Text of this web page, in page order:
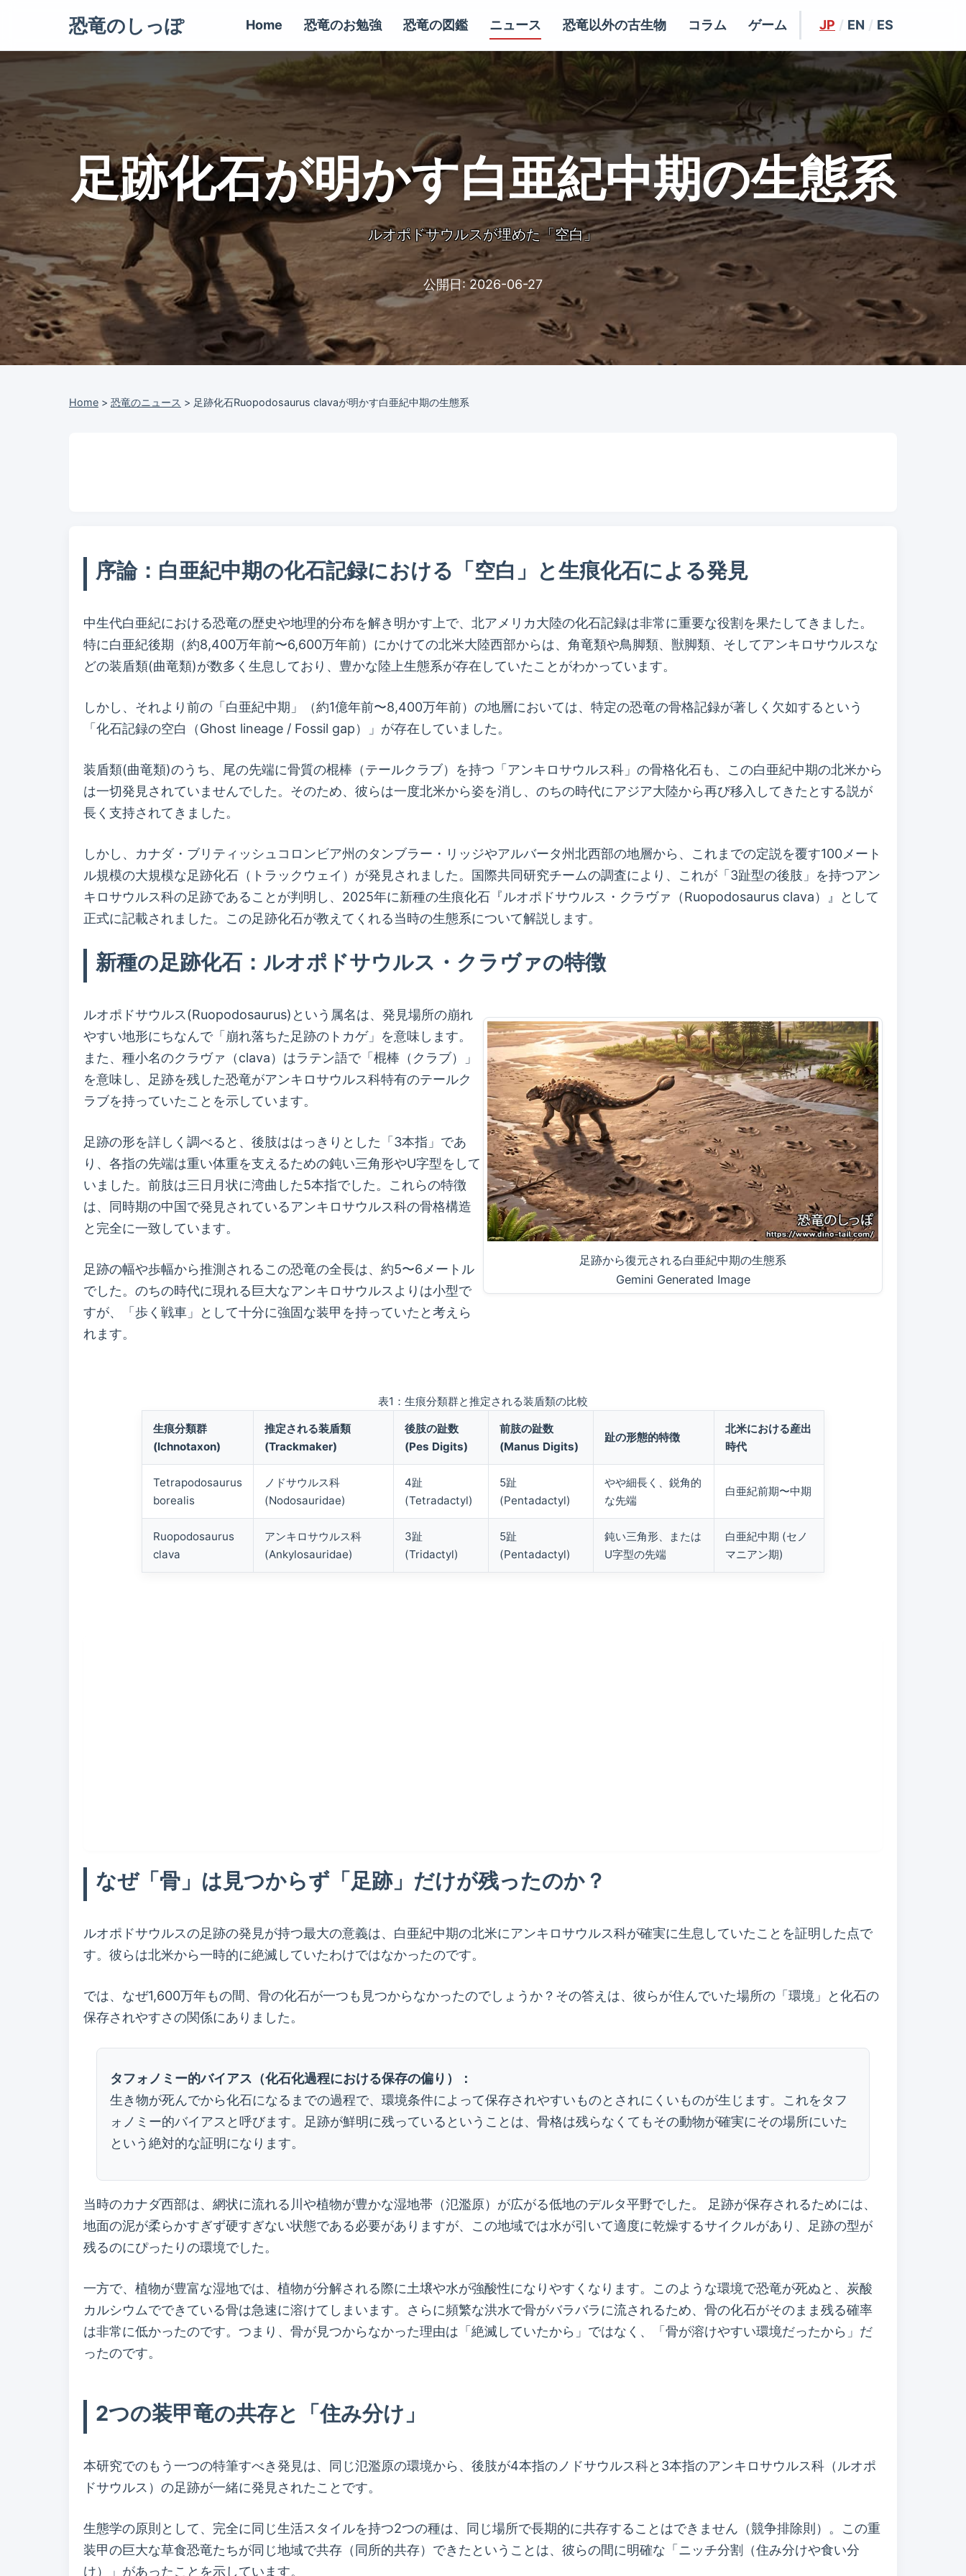
恐竜のしっぽ Home 恐竜のお勉強 恐竜の図鑑 ニュース 恐竜以外の古生物 コラム ゲーム JP / EN / ES
足跡化石が明かす白亜紀中期の生態系
ルオポドサウルスが埋めた「空白」
公開日:2026-06-27
Home > 恐竜のニュース > 足跡化石Ruopodosaurus clavaが明かす白亜紀中期の生態系
序論：白亜紀中期の化石記録における「空白」と生痕化石による発見
中生代白亜紀における恐竜の歴史や地理的分布を解き明かす上で、北アメリカ大陸の化石記録は非常に重要な役割を果たしてきました。
特に白亜紀後期（約8,400万年前〜6,600万年前）にかけての北米大陸西部からは、角竜類や鳥脚類、獣脚類、そしてアンキロサウルスな
どの装盾類(曲竜類)が数多く生息しており、豊かな陸上生態系が存在していたことがわかっています。
しかし、それより前の「白亜紀中期」（約1億年前〜8,400万年前）の地層においては、特定の恐竜の骨格記録が著しく欠如するという
「化石記録の空白（Ghost lineage / Fossil gap）」が存在していました。
装盾類(曲竜類)のうち、尾の先端に骨質の棍棒（テールクラブ）を持つ「アンキロサウルス科」の骨格化石も、この白亜紀中期の北米から
は一切発見されていませんでした。そのため、彼らは一度北米から姿を消し、のちの時代にアジア大陸から再び移入してきたとする説が
長く支持されてきました。
しかし、カナダ・ブリティッシュコロンビア州のタンブラー・リッジやアルバータ州北西部の地層から、これまでの定説を覆す100メート
ル規模の大規模な足跡化石（トラックウェイ）が発見されました。国際共同研究チームの調査により、これが「3趾型の後肢」を持つアン
キロサウルス科の足跡であることが判明し、2025年に新種の生痕化石『ルオポドサウルス・クラヴァ（Ruopodosaurus clava）』として
正式に記載されました。この足跡化石が教えてくれる当時の生態系について解説します。
新種の足跡化石：ルオポドサウルス・クラヴァの特徴
足跡から復元される白亜紀中期の生態系
Gemini Generated Image
ルオポドサウルス(Ruopodosaurus)という属名は、発見場所の崩れ
やすい地形にちなんで「崩れ落ちた足跡のトカゲ」を意味します。
また、種小名のクラヴァ（clava）はラテン語で「棍棒（クラブ）」
を意味し、足跡を残した恐竜がアンキロサウルス科特有のテールク
ラブを持っていたことを示しています。
足跡の形を詳しく調べると、後肢ははっきりとした「3本指」であ
り、各指の先端は重い体重を支えるための鈍い三角形やU字型をして
いました。前肢は三日月状に湾曲した5本指でした。これらの特徴
は、同時期の中国で発見されているアンキロサウルス科の骨格構造
と完全に一致しています。
足跡の幅や歩幅から推測されるこの恐竜の全長は、約5〜6メートル
でした。のちの時代に現れる巨大なアンキロサウルスよりは小型で
すが、「歩く戦車」として十分に強固な装甲を持っていたと考えら
れます。
表1：生痕分類群と推定される装盾類の比較
生痕分類群
(Ichnotaxon)
推定される装盾類
(Trackmaker)
後肢の趾数
(Pes Digits)
前肢の趾数
(Manus Digits)
趾の形態的特徴
北米における産出
時代
Tetrapodosaurus
borealis
ノドサウルス科
(Nodosauridae)
4趾
(Tetradactyl)
5趾
(Pentadactyl)
やや細長く、鋭角的
な先端
白亜紀前期〜中期
Ruopodosaurus
clava
アンキロサウルス科
(Ankylosauridae)
3趾
(Tridactyl)
5趾
(Pentadactyl)
鈍い三角形、または
U字型の先端
白亜紀中期 (セノ
マニアン期)
なぜ「骨」は見つからず「足跡」だけが残ったのか？
ルオポドサウルスの足跡の発見が持つ最大の意義は、白亜紀中期の北米にアンキロサウルス科が確実に生息していたことを証明した点で
す。彼らは北米から一時的に絶滅していたわけではなかったのです。
では、なぜ1,600万年もの間、骨の化石が一つも見つからなかったのでしょうか？その答えは、彼らが住んでいた場所の「環境」と化石の
保存されやすさの関係にありました。
タフォノミー的バイアス（化石化過程における保存の偏り）：
生き物が死んでから化石になるまでの過程で、環境条件によって保存されやすいものとされにくいものが生じます。これをタフ
ォノミー的バイアスと呼びます。足跡が鮮明に残っているということは、骨格は残らなくてもその動物が確実にその場所にいた
という絶対的な証明になります。
当時のカナダ西部は、網状に流れる川や植物が豊かな湿地帯（氾濫原）が広がる低地のデルタ平野でした。 足跡が保存されるためには、
地面の泥が柔らかすぎず硬すぎない状態である必要がありますが、この地域では水が引いて適度に乾燥するサイクルがあり、足跡の型が
残るのにぴったりの環境でした。
一方で、植物が豊富な湿地では、植物が分解される際に土壌や水が強酸性になりやすくなります。このような環境で恐竜が死ぬと、炭酸
カルシウムでできている骨は急速に溶けてしまいます。さらに頻繁な洪水で骨がバラバラに流されるため、骨の化石がそのまま残る確率
は非常に低かったのです。つまり、骨が見つからなかった理由は「絶滅していたから」ではなく、「骨が溶けやすい環境だったから」だ
ったのです。
2つの装甲竜の共存と「住み分け」
本研究でのもう一つの特筆すべき発見は、同じ氾濫原の環境から、後肢が4本指のノドサウルス科と3本指のアンキロサウルス科（ルオポ
ドサウルス）の足跡が一緒に発見されたことです。
生態学の原則として、完全に同じ生活スタイルを持つ2つの種は、同じ場所で長期的に共存することはできません（競争排除則）。この重
装甲の巨大な草食恐竜たちが同じ地域で共存（同所的共存）できたということは、彼らの間に明確な「ニッチ分割（住み分けや食い分
け）」があったことを示しています。